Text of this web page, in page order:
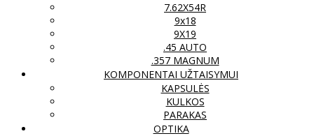
7.62X54R
9x18
9X19
.45 AUTO
.357 MAGNUM
KOMPONENTAI UŽTAISYMUI
KAPSULĖS
KULKOS
PARAKAS
OPTIKA